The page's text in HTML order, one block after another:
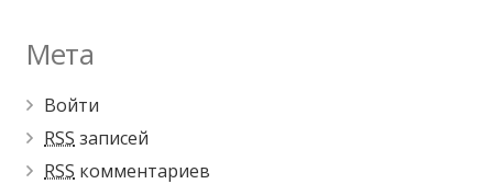
Мета
Войти
RSS записей
RSS комментариев